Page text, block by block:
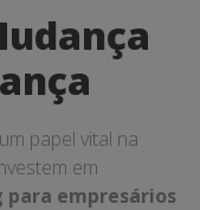
papel vital na
em
para empresários